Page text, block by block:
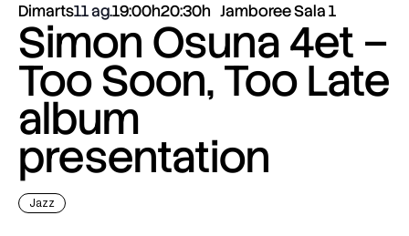
Dimarts11 ag.19:00h20:30h Jamboree Sala 1
Simon Osuna 4et –
Too Soon, Too Late
album
presentation
Jazz